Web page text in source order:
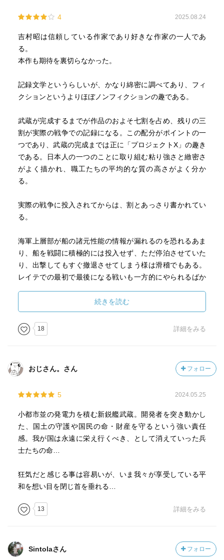
4 2025.08.24
吉村昭は信頼している作家であり好きな作家の一人であ
る。
本作も期待を裏切らなかった。
記録文学というらしいが、かなり綿密に調べてあり、フィ
クションというよりほぼノンフィクションの趣である。
武蔵が完成するまでが作品のおよそ七割を占め、残りの三
割が実際の戦争での記録になる。この配分がポイントの一
つであり、武蔵の完成までは正に「プロジェクトX」の趣き
である。日本人の一つのことに取り組む粘り強さと緻密さ
がよく描かれ、職工たちの平均的な質の高さがよく分か
る。
実際の戦争に投入されてからは、割とあっさり書かれてい
る。
海軍上層部が船の諸元性能の情報が漏れるのを恐れるあま
り、船を戦闘に積極的には投入せず、ただ停泊させていた
り、出撃してもすぐ撤退させてしまう様は滑稽でもある。
レイテでの最初で最後になる戦いも一方的にやられるばか
ってしまう。その後の武蔵の艦員の最後も記されているが
なんとも無残なものである。
続けて「戦艦武蔵ノート」も読もうと思う。
続きを読む
18 詳細をみる
おじさん。さん フォロー
5 2024.05.25
小都市並の発電力を積む新鋭艦武蔵。開発者を突き動かし
た、国土の守護や国民の命・財産を守るという強い責任
感。我が国は永遠に栄え行くべき、として消えていった兵
士たちの命…
狂気だと感じる事は容易いが、いま我々が享受している平
和を想い目を閉じ首を垂れる…
13 詳細をみる
Sintolaさん フォロー